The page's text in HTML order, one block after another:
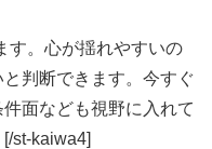
す。心が揺れやすいの
判断できます。今すぐ
面なども視野に入れて
st-kaiwa4]